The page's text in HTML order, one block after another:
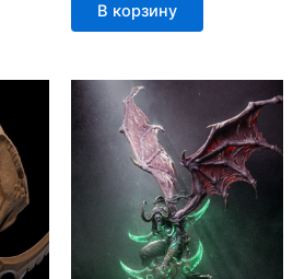
В корзину